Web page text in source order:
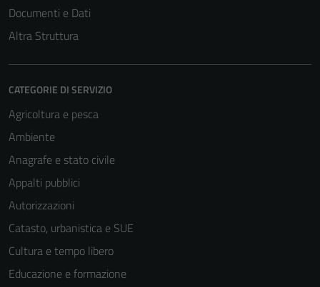
Documenti e Dati
Altra Struttura
CATEGORIE DI SERVIZIO
Agricoltura e pesca
Ambiente
Anagrafe e stato civile
Appalti pubblici
Autorizzazioni
Catasto, urbanistica e SUE
Cultura e tempo libero
Educazione e formazione